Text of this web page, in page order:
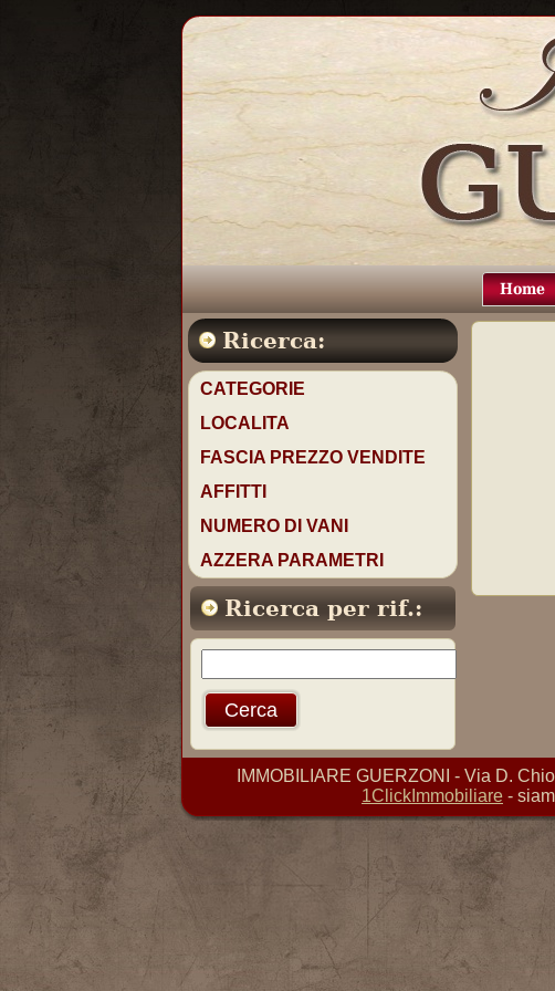
Home
Ricerca:
CATEGORIE
LOCALITA
FASCIA PREZZO VENDITE
AFFITTI
NUMERO DI VANI
AZZERA PARAMETRI
Ricerca per rif.:
IMMOBILIARE GUERZONI - Via D.
1ClickImmobiliare -